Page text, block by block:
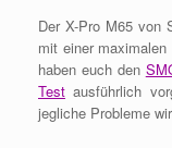
Der X-Pro M65 von
mit einer
haben euch den
Test ausführlich
jegliche Probleme